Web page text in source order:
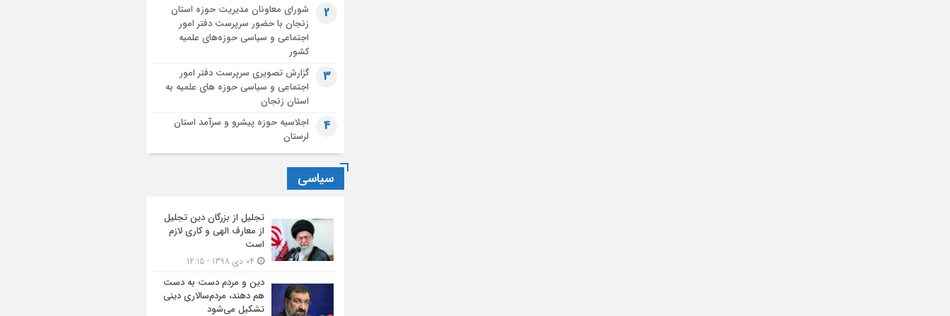
2
شورای معاونان مدیریت حوزه استان
زنجان با حضور سرپرست دفتر امور
اجتماعی و سیاسی حوزه‌های علمیه
کشور
3
گزارش تصویری سرپرست دفتر امور
اجتماعی و سیاسی حوزه های علمیه به
استان زنجان
4
اجلاسیه حوزه پیشرو و سرآمد استان
لرستان
سیاسی
تجلیل از بزرگان دین تجلیل
از معارف الهی و کاری لازم
است
دین و مردم دست به‌ دست
هم دهند، مردم‌سالاری دینی
تشکیل می‌شود